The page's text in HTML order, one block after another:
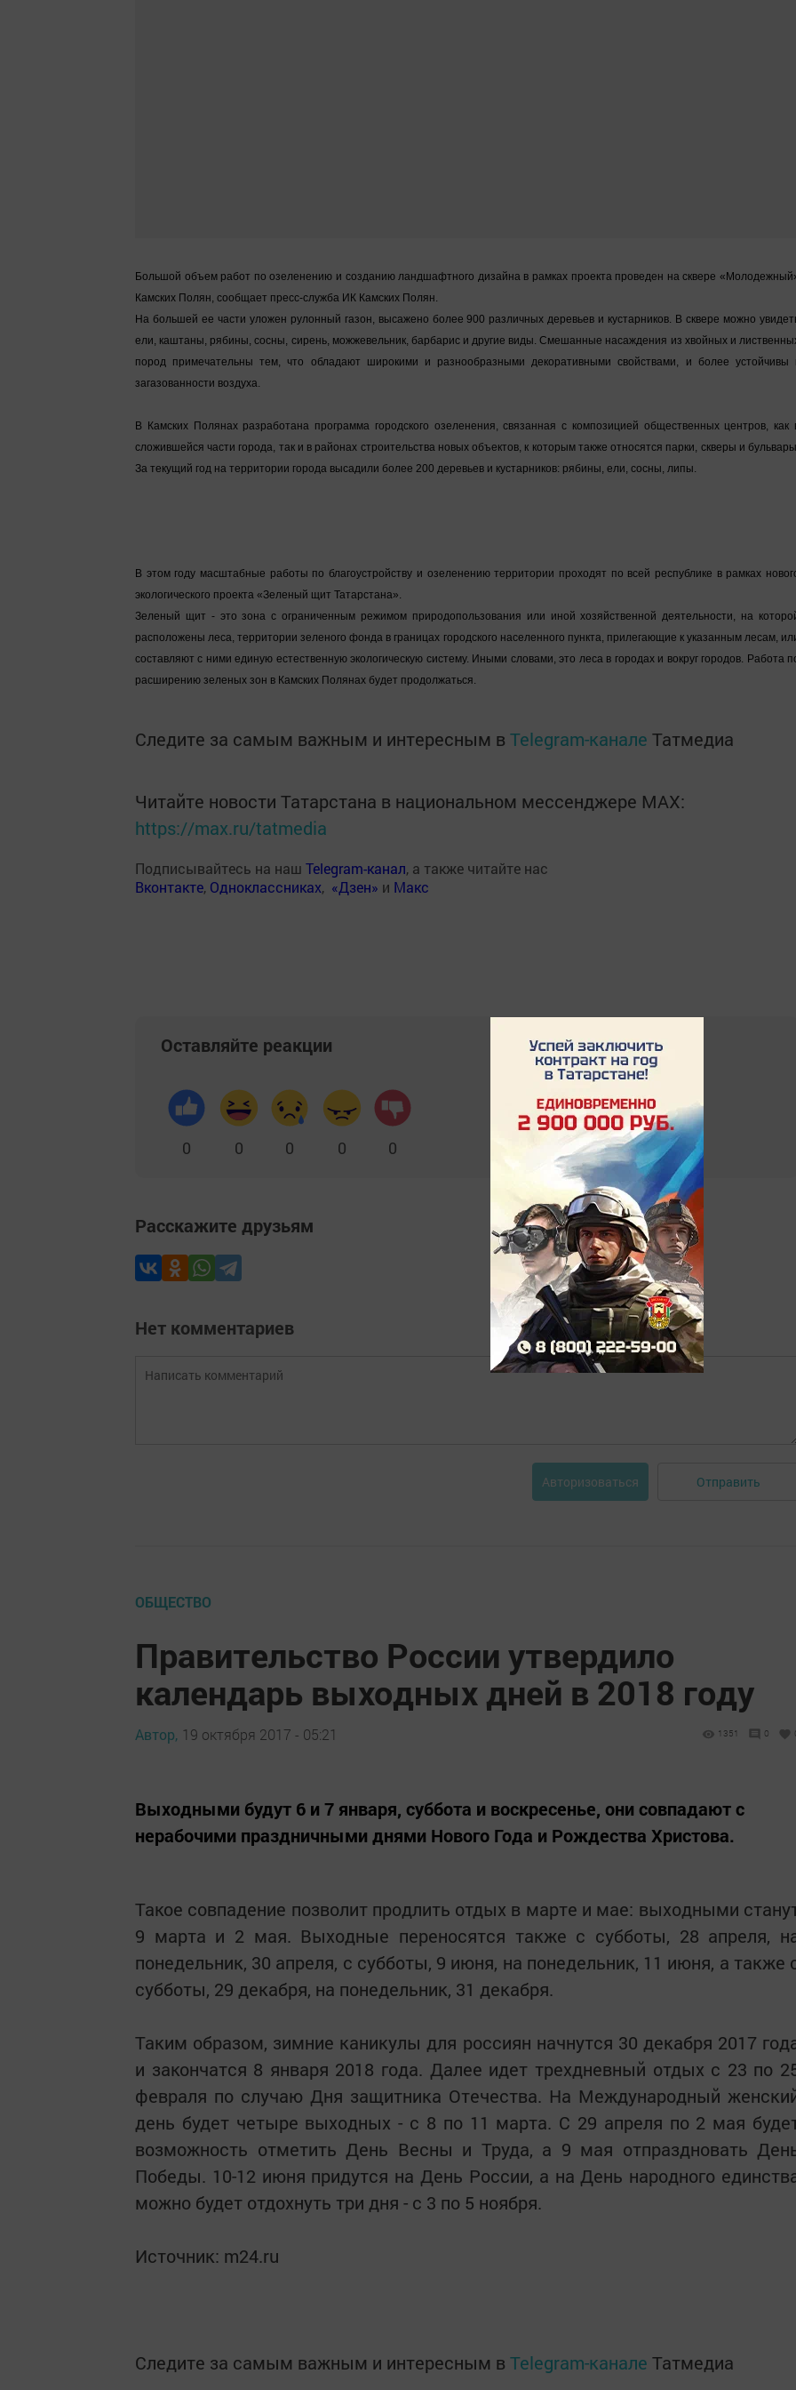
Большой объем работ по озеленению и созданию ландшафтного дизайна в рамках проекта проведен на сквере
Камских Полян, сообщает пресс-служба ИК Камских Полян.
На большей ее части уложен рулонный газон, высажено более 900 различных деревьев и кустарников. В сквере можно
ели, каштаны, рябины, сосны, сирень, можжевельник, барбарис и другие виды. Смешанные насаждения из хвойных и
пород примечательны тем, что обладают широкими и разнообразными декоративными свойствами, и более устойчивы
загазованности воздуха.
В Камских Полянах разработана программа городского озеленения, связанная с композицией общественных центров, как
сложившейся части города, так и в районах строительства новых объектов, к которым также относятся парки, скверы и
За текущий год на территории города высадили более 200 деревьев и кустарников: рябины, ели, сосны, липы.
В этом году масштабные работы по благоустройству и озеленению территории проходят по всей республике в рамках
экологического проекта «Зеленый щит Татарстана».
Зеленый щит - это зона с ограниченным режимом природопользования или иной хозяйственной деятельности, на
расположены леса, территории зеленого фонда в границах городского населенного пункта, прилегающие к указанным лесам,
составляют с ними единую естественную экологическую систему. Иными словами, это леса в городах и вокруг городов. Работа
расширению зеленых зон в Камских Полянах будет продолжаться.
Следите за самым важным и интересным в Telegram-канале Татмедиа
Читайте новости Татарстана в национальном мессенджере MАХ:
https://max.ru/tatmedia
Подписывайтесь на наш Telegram-канал, а также читайте нас
Вконтакте, Одноклассниках, «Дзен» и Макс
Оставляйте реакции
0 0 0 0 0
Расскажите друзьям
Нет комментариев
Авторизоваться Отправить
ОБЩЕСТВО
Правительство России утвердило
календарь выходных дней в 2018 году
Автор, 19 октября 2017 - 05:21 1351 0
Выходными будут 6 и 7 января, суббота и воскресенье, они совпадают с
нерабочими праздничными днями Нового Года и Рождества Христова.
Такое совпадение позволит продлить отдых в марте и мае: выходными
9 марта и 2 мая. Выходные переносятся также с субботы, 28 апреля,
понедельник, 30 апреля, с субботы, 9 июня, на понедельник, 11 июня, а также
субботы, 29 декабря, на понедельник, 31 декабря.
Таким образом, зимние каникулы для россиян начнутся 30 декабря 2017
и закончатся 8 января 2018 года. Далее идет трехдневный отдых с 23 по
февраля по случаю Дня защитника Отечества. На Международный
день будет четыре выходных - с 8 по 11 марта. С 29 апреля по 2 мая
возможность отметить День Весны и Труда, а 9 мая отпраздновать
Победы. 10-12 июня придутся на День России, а на День народного
можно будет отдохнуть три дня - с 3 по 5 ноября.
Источник: m24.ru
Следите за самым важным и интересным в Telegram-канале Татмедиа